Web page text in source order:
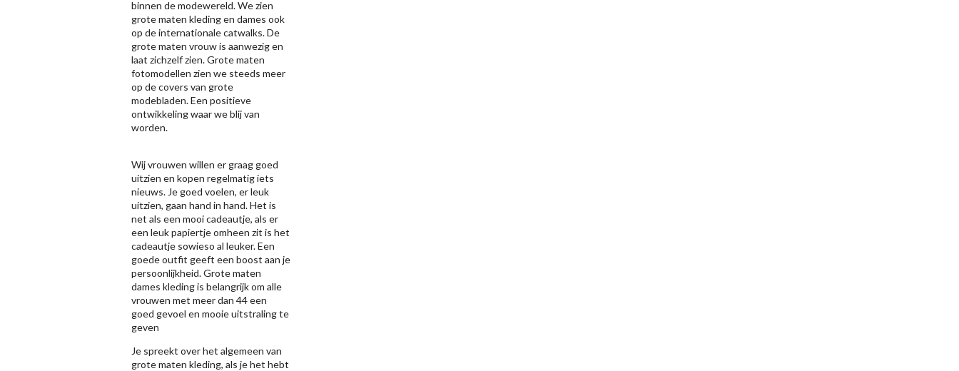
binnen de modewereld. We zien
grote maten kleding en dames ook
op de internationale catwalks. De
grote maten vrouw is aanwezig en
laat zichzelf zien. Grote maten
fotomodellen zien we steeds meer
op de covers van grote
modebladen. Een positieve
ontwikkeling waar we blij van
worden.
Wij vrouwen willen er graag goed
uitzien en kopen regelmatig iets
nieuws. Je goed voelen, er leuk
uitzien, gaan hand in hand. Het is
net als een mooi cadeautje, als er
een leuk papiertje omheen zit is het
cadeautje sowieso al leuker. Een
goede outfit geeft een boost aan je
persoonlijkheid. Grote maten
dames kleding is belangrijk om alle
vrouwen met meer dan 44 een
goed gevoel en mooie uitstraling te
geven
Je spreekt over het algemeen van
grote maten kleding, als je het hebt